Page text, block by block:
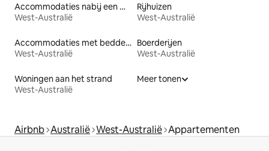
Accommodaties nabij een meer
West-Australië
Rijhuizen
West-Australië
Accommodaties met bedden op toegankelijke hoogte
West-Australië
Boerderijen
West-Australië
Woningen aan het strand
West-Australië
Meer tonen
Airbnb Australië West-Australië Appartementen